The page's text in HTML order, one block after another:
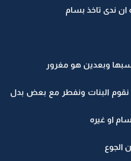
ان ندى تاخذ بسام
وبعدين هو مغرور
نقوم البنات ونفطر مع بعض بدل
او غيره
الجوع